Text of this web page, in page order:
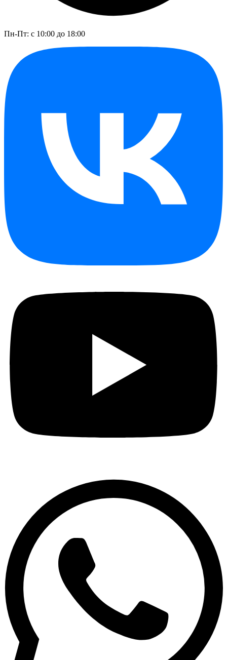
Пн-Пт: с 10:00 до 18:00